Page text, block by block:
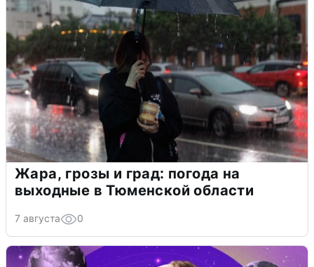
Жара, грозы и град: погода на
выходные в Тюменской области
7 августа 0